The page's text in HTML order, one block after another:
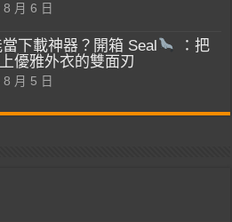
月 6 日
下載神器？開箱 Seal
：把
優雅外衣的雙面刃
月 5 日